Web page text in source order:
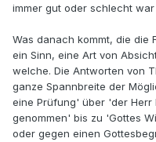
immer gut oder schlecht war
Was danach kommt, die die
ein Sinn, eine Art von
welche. Die Antworten von
ganze Spannbreite der
eine Prüfung' über 'der
genommen' bis zu 'Gottes
oder gegen einen